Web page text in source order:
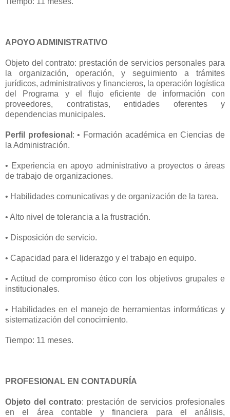
APOYO ADMINISTRATIVO
Objeto del contrato: prestación de servicios personales para
la organización, operación, y seguimiento a trámites
jurídicos, administrativos y financieros, la operación logística
del Programa y el flujo eficiente de información con
proveedores, contratistas, entidades oferentes y
dependencias municipales.
Perfil profesional : • Formación académica en Ciencias de
la Administración.
• Experiencia en apoyo administrativo a proyectos o áreas
de trabajo de organizaciones.
• Habilidades comunicativas y de organización de la tarea.
• Alto nivel de tolerancia a la frustración.
• Disposición de servicio.
• Capacidad para el liderazgo y el trabajo en equipo.
• Actitud de compromiso ético con los objetivos grupales e
institucionales.
• Habilidades en el manejo de herramientas informáticas y
sistematización del conocimiento.
Tiempo: 11 meses.
PROFESIONAL EN CONTADURÍA
Objeto del contrato: prestación de servicios profesionales
en el área contable y financiera para el análisis,